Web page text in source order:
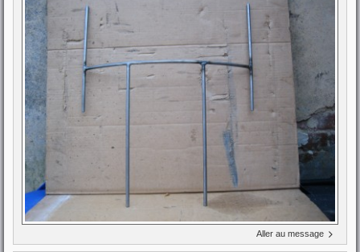
Aller au message